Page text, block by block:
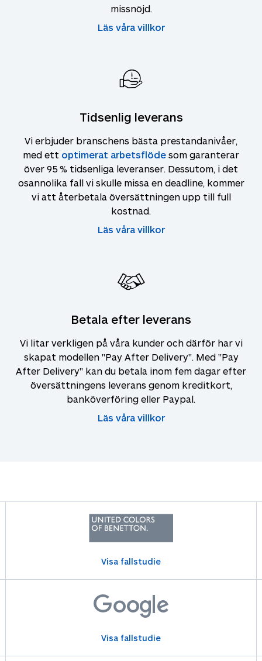
missnöjd.
Läs våra villkor
Tidsenlig leverans
Vi erbjuder branschens bästa prestandanivåer,
med ett optimerat arbetsflöde som garanterar
över 95 % tidsenliga leveranser. Dessutom, i det
osannolika fall vi skulle missa en deadline, kommer
vi att återbetala översättningen upp till full
kostnad.
Läs våra villkor
Betala efter leverans
Vi litar verkligen på våra kunder och därför har vi
skapat modellen "Pay After Delivery". Med "Pay
After Delivery" kan du betala inom fem dagar efter
översättningens leverans genom kreditkort,
banköverföring eller Paypal.
Läs våra villkor
Visa fallstudie
Visa fallstudie